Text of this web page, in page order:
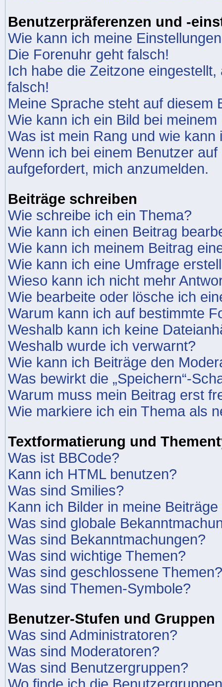
Benutzerpräferenzen und -
Wie kann ich meine
Die Forenuhr geht falsch!
Ich habe die Zeitzone
falsch!
Meine Sprache steht auf diesem
Wie kann ich ein Bild bei
Was ist mein Rang und wie kann
Wenn ich bei einem Benutzer
aufgefordert, mich anzumelden.
Beiträge schreiben
Wie schreibe ich ein Thema?
Wie kann ich einen Beitrag
Wie kann ich meinem Beitrag
Wie kann ich eine Umfrage
Wieso kann ich nicht mehr
Wie bearbeite oder lösche ich
Warum kann ich auf bestimmte
Weshalb kann ich keine
Weshalb wurde ich verwarnt?
Wie kann ich Beiträge den
Was bewirkt die „Speichern“-
Warum muss mein Beitrag erst
Wie markiere ich ein Thema als
Textformatierung und
Was ist BBCode?
Kann ich HTML benutzen?
Was sind Smilies?
Kann ich Bilder in meine
Was sind globale
Was sind Bekanntmachungen?
Was sind wichtige Themen?
Was sind geschlossene Themen?
Was sind Themen-Symbole?
Benutzer-Stufen und Gruppen
Was sind Administratoren?
Was sind Moderatoren?
Was sind Benutzergruppen?